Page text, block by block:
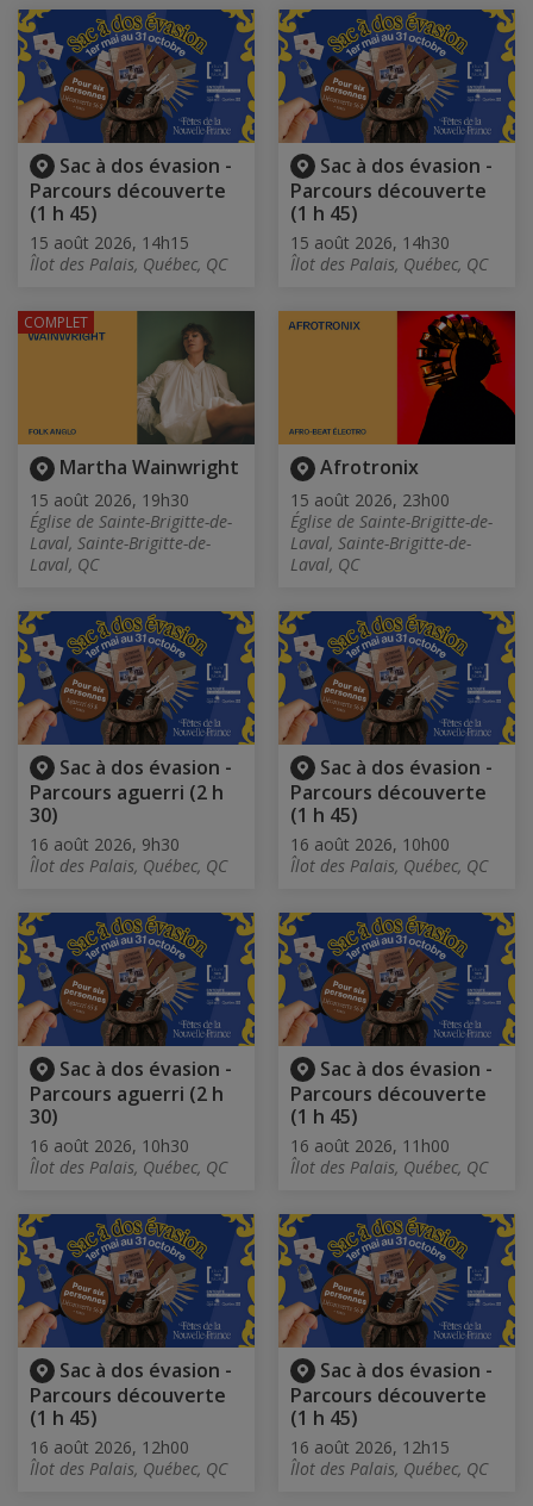
Sac à dos évasion -
Parcours découverte
(1 h 45)
15 août 2026, 14h15
Îlot des Palais, Québec, QC
Sac à dos évasion -
Parcours découverte
(1 h 45)
15 août 2026, 14h30
Îlot des Palais, Québec, QC
Martha Wainwright
15 août 2026, 19h30
Église de Sainte-Brigitte-de-
Laval, Sainte-Brigitte-de-
Laval, QC
COMPLET
Afrotronix
15 août 2026, 23h00
Église de Sainte-Brigitte-de-
Laval, Sainte-Brigitte-de-
Laval, QC
Sac à dos évasion -
Parcours aguerri (2 h
30)
16 août 2026, 9h30
Îlot des Palais, Québec, QC
Sac à dos évasion -
Parcours découverte
(1 h 45)
16 août 2026, 10h00
Îlot des Palais, Québec, QC
Sac à dos évasion -
Parcours aguerri (2 h
30)
16 août 2026, 10h30
Îlot des Palais, Québec, QC
Sac à dos évasion -
Parcours découverte
(1 h 45)
16 août 2026, 11h00
Îlot des Palais, Québec, QC
Sac à dos évasion -
Parcours découverte
(1 h 45)
16 août 2026, 12h00
Îlot des Palais, Québec, QC
Sac à dos évasion -
Parcours découverte
(1 h 45)
16 août 2026, 12h15
Îlot des Palais, Québec, QC